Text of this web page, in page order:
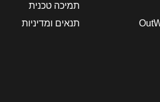
תמיכה טכנית
תנאים ומדיניות